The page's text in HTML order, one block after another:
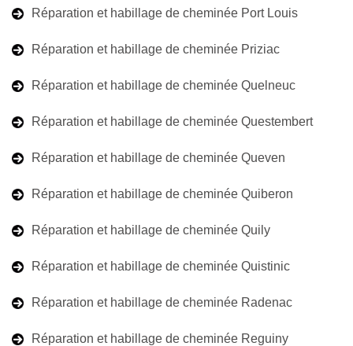
Réparation et habillage de cheminée Port Louis
Réparation et habillage de cheminée Priziac
Réparation et habillage de cheminée Quelneuc
Réparation et habillage de cheminée Questembert
Réparation et habillage de cheminée Queven
Réparation et habillage de cheminée Quiberon
Réparation et habillage de cheminée Quily
Réparation et habillage de cheminée Quistinic
Réparation et habillage de cheminée Radenac
Réparation et habillage de cheminée Reguiny